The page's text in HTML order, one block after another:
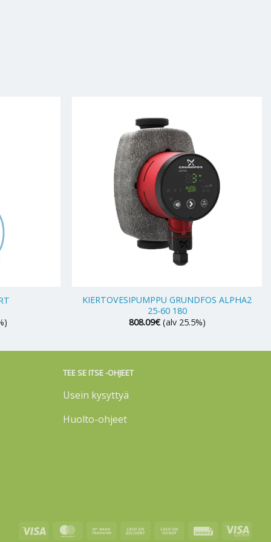
KIERTOVESIPUMPPU GRUNDFOS ALPHA2
25-60 180
808.09€ (alv 25.5%)
TEE SE ITSE -OHJEET
Usein kysyttyä
Huolto-ohjeet
Visa MasterCardBank
Cash
Cash
Invoice Visa